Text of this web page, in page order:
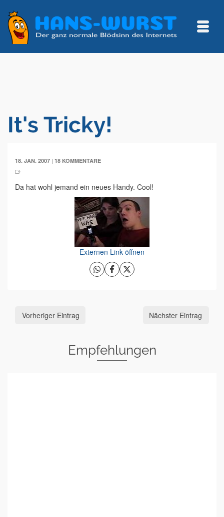
It's Tricky!
18. JAN. 2007 | 18 KOMMENTARE
Da hat wohl jemand ein neues Handy. Cool!
Externen Link öffnen
Vorheriger Eintrag Nächster Eintrag
Empfehlungen